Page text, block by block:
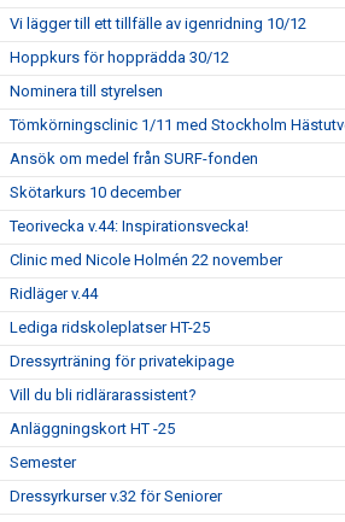
Vi lägger till ett tillfälle av igenridning 10/12
Hoppkurs för hopprädda 30/12
Nominera till styrelsen
Tömkörningsclinic 1/11 med Stockholm
Ansök om medel från SURF-fonden
Skötarkurs 10 december
Teorivecka v.44: Inspirationsvecka!
Clinic med Nicole Holmén 22 november
Ridläger v.44
Lediga ridskoleplatser HT-25
Dressyrträning för privatekipage
Vill du bli ridlärarassistent?
Anläggningskort HT -25
Semester
Dressyrkurser v.32 för Seniorer